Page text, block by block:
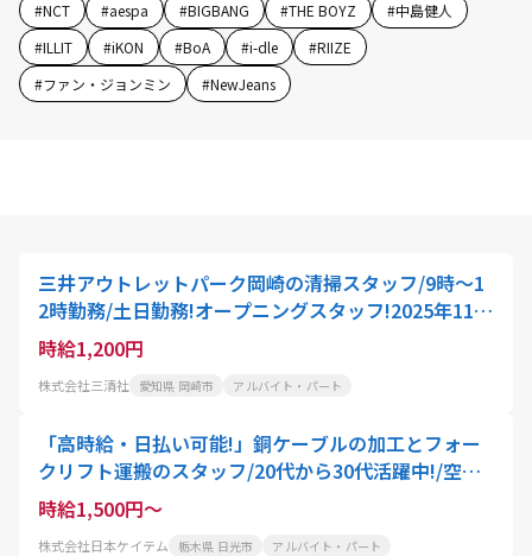
#NCT #aespa #BIGBANG #THE BOYZ #中島健人
#ILLIT #iKON #BoA #i-dle #RIIZE
#ファン・ジョンミン #NewJeans
三井アウトレットパーク岡崎の清掃スタッフ/9時〜1
2時勤務/土日勤務!オープニングスタッフ!2025年11月
open!未経験OK
時給1,200円
株式会社三清社 愛知県 岡崎市 アルバイト・パート
「高時給・日払い可能!」銅ケーブルの加工とフォー
クリフト運搬のスタッフ/20代から30代活躍中!/空調
完備
時給1,500円～
株式会社日本ケイテム 栃木県 日光市 アルバイト・パート